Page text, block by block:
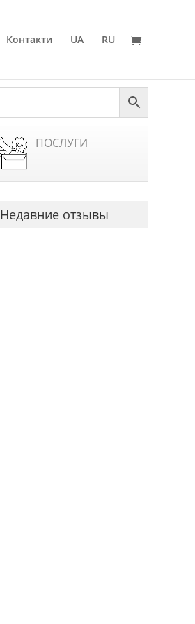
Контакти UA RU
ПОСЛУГИ
Недавние отзывы